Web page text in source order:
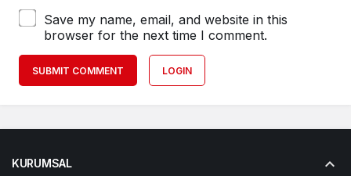
Save my name, email, and website in this
browser for the next time I comment.
SUBMIT COMMENT LOGIN
KURUMSAL